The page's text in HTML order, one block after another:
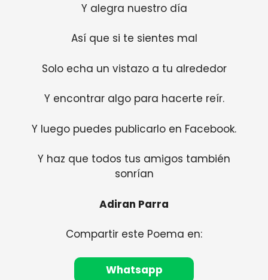
Y alegra nuestro día
Así que si te sientes mal
Solo echa un vistazo a tu alrededor
Y encontrar algo para hacerte reír.
Y luego puedes publicarlo en Facebook.
Y haz que todos tus amigos también
sonrían
Adiran Parra
Compartir este Poema en:
Whatsapp